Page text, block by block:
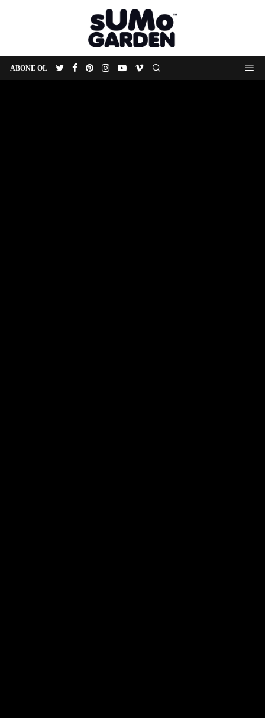
ABONE OL